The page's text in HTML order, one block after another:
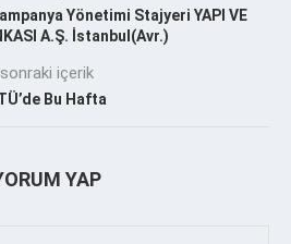
Yönetimi Stajyeri YAPI VE
A.Ş. İstanbul(Avr.)
sonraki içerik
Bu Hafta
YAP